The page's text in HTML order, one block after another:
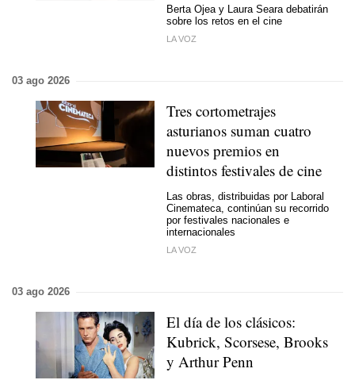
Berta Ojea y Laura Seara debatirán
sobre los retos en el cine
LA VOZ
03 ago 2026
Tres cortometrajes
asturianos suman cuatro
nuevos premios en
distintos festivales de cine
Las obras, distribuidas por Laboral
Cinemateca, continúan su recorrido
por festivales nacionales e
internacionales
LA VOZ
03 ago 2026
El día de los clásicos:
Kubrick, Scorsese, Brooks
y Arthur Penn